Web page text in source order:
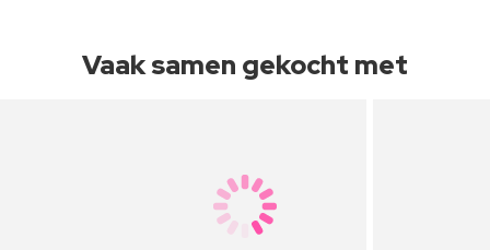
Vaak samen gekocht met